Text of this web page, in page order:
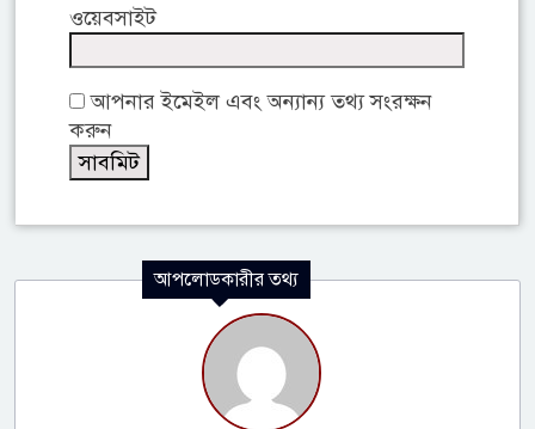
ওয়েবসাইট
আপনার ইমেইল এবং অন্যান্য তথ্য সংরক্ষন
করুন
আপলোডকারীর তথ্য